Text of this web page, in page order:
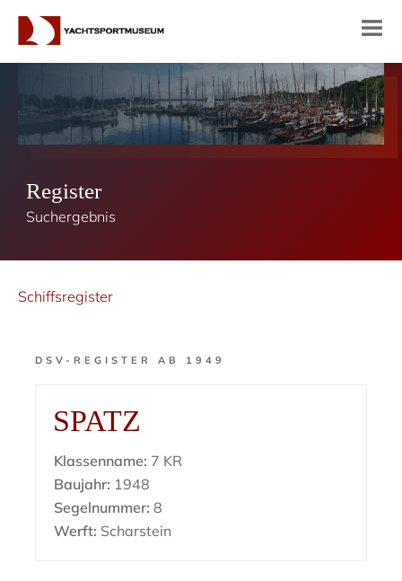
Register
Suchergebnis
Schiffsregister
DSV-REGISTER AB 1949
SPATZ
Klassenname: 7 KR
Baujahr: 1948
Segelnummer: 8
Werft: Scharstein